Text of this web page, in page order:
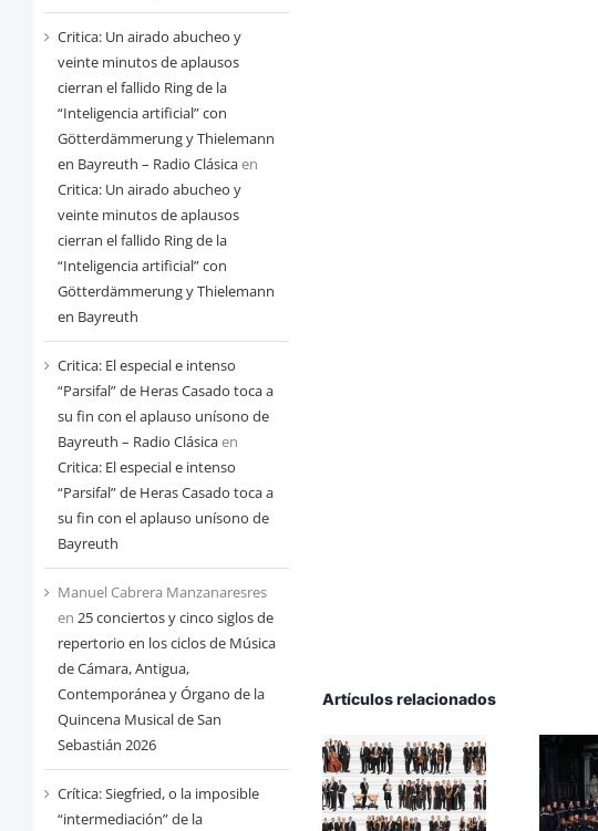
Critica: Un airado abucheo y
veinte minutos de aplausos
cierran el fallido Ring de la
“Inteligencia artificial” con
Götterdämmerung y Thielemann
en Bayreuth – Radio Clásicaen
Critica: Un airado abucheo y
veinte minutos de aplausos
cierran el fallido Ring de la
“Inteligencia artificial” con
Götterdämmerung y Thielemann
en Bayreuth
Critica: El especial e intenso
“Parsifal” de Heras Casado toca a
su fin con el aplauso unísono de
Bayreuth – Radio Clásicaen
Critica: El especial e intenso
“Parsifal” de Heras Casado toca a
su fin con el aplauso unísono de
Bayreuth
Manuel Cabrera Manzanaresres
en 25 conciertos y cinco siglos de
repertorio en los ciclos de Música
de Cámara, Antigua,
Contemporánea y Órgano de la
Quincena Musical de San
Sebastián 2026
Crítica: Siegfried, o la imposible
“intermediación” de la
Artículos relacionados